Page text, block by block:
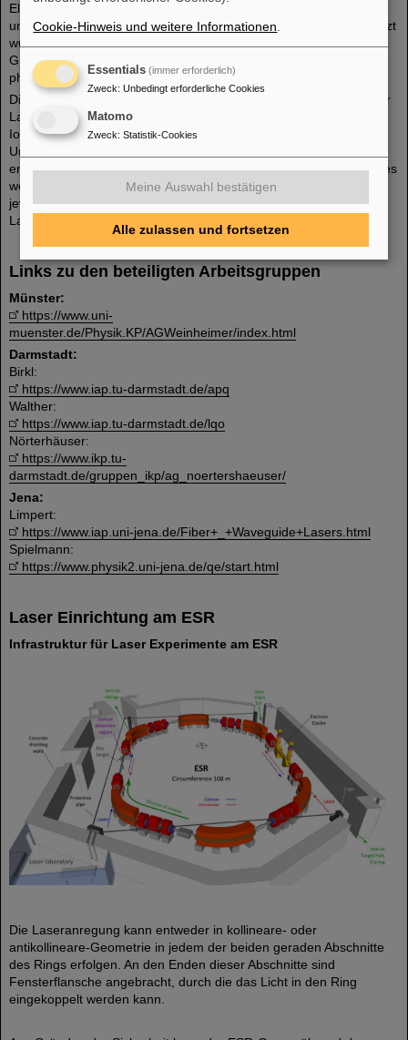
Elektronenkühlers in Kollaboration mit der PTB in Braunschweig
und der Arbeitsgruppe von Prof. Weinheimer (Münster). Unterstützt
wurde Sie dabei von der Abteilung Experiment-Elektronik von der
GSI durch die Entwicklung der entsprechenden Hardware für das
photon-Tagging in Form eines VUPROM-basierten TDC.
Die Entwicklung maßgeschneiderter gepulster und kontinuierlicher
Lasersysteme ist für die Spektroskopie an relativistischen
Ionenstrahlen im ESR, HESR und CRYRING aber auch für die
Untersuchungen an kalten, ruhenden Ionen in Ionenfallen von
entscheidender Bedeutung. Im Rahmen des Forschungsverbundes
werden sich die Arbeitsgruppen weiter eng vernetzen und ihre
jeweilige Expertise in die verschiedenen Experimente zur
Laserspektroskopie einbringen.
Links zu den beteiligten Arbeitsgruppen
Münster:
https://www.uni-
muenster.de/Physik.KP/AGWeinheimer/index.html
Darmstadt:
Birkl:
https://www.iap.tu-darmstadt.de/apq
Walther:
https://www.iap.tu-darmstadt.de/lqo
Nörterhäuser:
https://www.ikp.tu-
darmstadt.de/gruppen_ikp/ag_noertershaeuser/
Jena:
Limpert:
https://www.iap.uni-jena.de/Fiber+_+Waveguide+Lasers.html
Spielmann:
https://www.physik2.uni-jena.de/qe/start.html
Laser Einrichtung am ESR
Infrastruktur für Laser Experimente am ESR
Die Laseranregung kann entweder in kollineare- oder
antikollineare-Geometrie in jedem der beiden geraden Abschnitte
des Rings erfolgen. An den Enden dieser Abschnitte sind
Fensterflansche angebracht, durch die das Licht in den Ring
eingekoppelt werden kann.
Cookie-Hinweis und weitere Informationen
Essentials (immer erforderlich)
Zweck: Unbedingt erforderliche Cookies
Matomo
Zweck: Statistik-Cookies
Meine Auswahl bestätigen
Alle zulassen und fortsetzen